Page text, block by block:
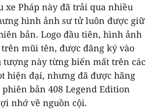
xe Pháp này đã trải qua nhiều
hình ảnh sư tử luôn được giữ
bản. Logo đầu tiên, hình ảnh
mũi tên, được đăng ký vào
tượng này từng biến mất trên các
hiện đại, nhưng đã được hãng
bản 408 Legend Edition
nhớ về nguồn cội.